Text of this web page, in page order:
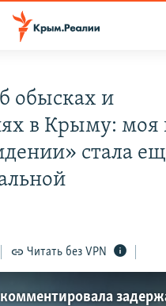
КРЫМА
обысках и
в Крыму: моя
стала
Читать без VPN